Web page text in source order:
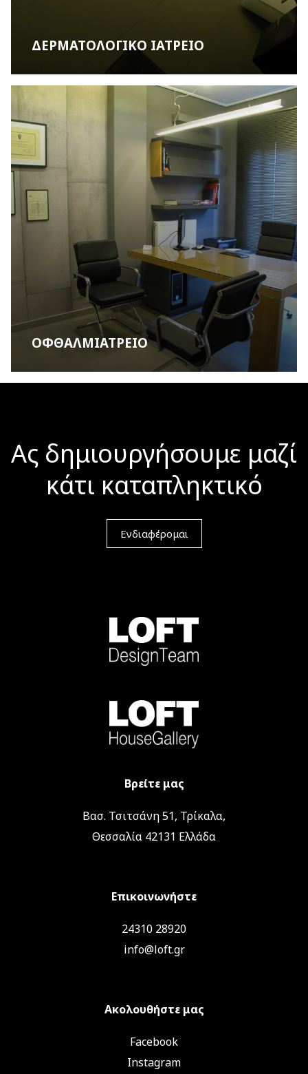
ΔΕΡΜΑΤΟΛΟΓΙΚΟ ΙΑΤΡΕΙΟ
ΟΦΘΑΛΜΙΑΤΡΕΙΟ
Ας δημιουργήσουμε μαζί
κάτι καταπληκτικό
Ενδιαφέρομαι
Βρείτε μας
Βασ. Τσιτσάνη 51, Τρίκαλα,
Θεσσαλία 42131 Ελλάδα
Επικοινωνήστε
24310 28920
info@loft.gr
Ακολουθήστε μας
Facebook
Instagram